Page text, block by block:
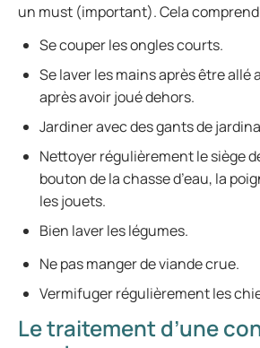
un must (important). Cela
Se couper les ongles courts.
Se laver les mains après être allé
après avoir joué dehors.
Jardiner avec des gants de
Nettoyer régulièrement le siège
bouton de la chasse d’eau, la
les jouets.
Bien laver les légumes.
Ne pas manger de viande crue.
Vermifuger régulièrement les
Le traitement d’une